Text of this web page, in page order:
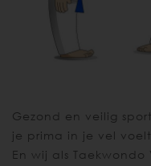
Gezond en veilig
je prima in je vel
En wij als